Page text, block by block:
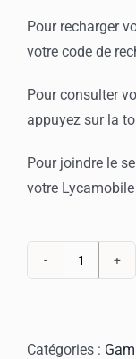
Pour recharger
votre code de
Pour consulter
appuyez sur la
Pour joindre le
votre
Catégories :